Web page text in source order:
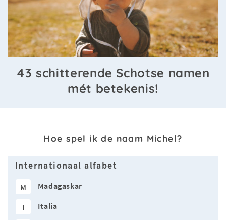
43 schitterende Schotse namen
mét betekenis!
Hoe spel ik de naam Michel?
Internationaal alfabet
M Madagaskar
I Italia